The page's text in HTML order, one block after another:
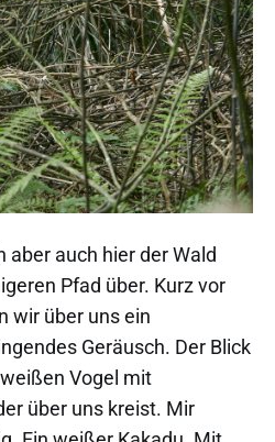
auch hier der Wald
Pfad über. Kurz vor
wir über uns ein
Geräusch. Der Blick
Vogel mit
über uns kreist. Mir